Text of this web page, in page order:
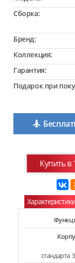
Сборка:
Бренд:
Коллекция:
Гарантия:
Подарок при
Купить в
Характеристики
стандарта